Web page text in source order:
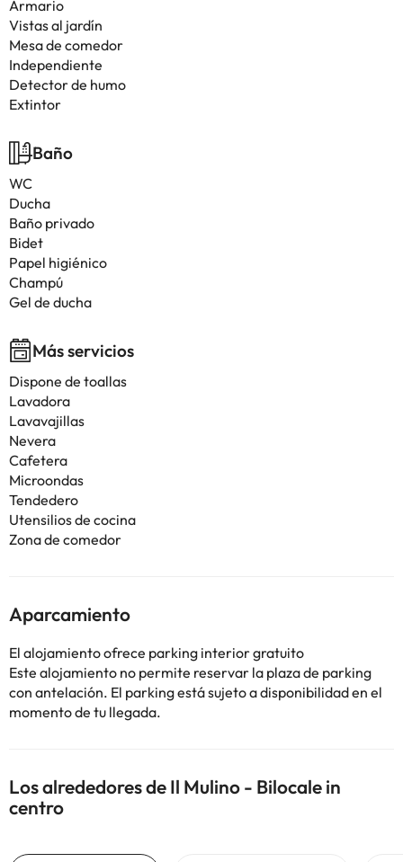
Armario
Vistas al jardín
Mesa de comedor
Independiente
Detector de humo
Extintor
Baño
WC
Ducha
Baño privado
Bidet
Papel higiénico
Champú
Gel de ducha
Más servicios
Dispone de toallas
Lavadora
Lavavajillas
Nevera
Cafetera
Microondas
Tendedero
Utensilios de cocina
Zona de comedor
Aparcamiento
El alojamiento ofrece parking interior gratuito
Este alojamiento no permite reservar la plaza de parking
con antelación. El parking está sujeto a disponibilidad en el
momento de tu llegada.
Los alrededores de Il Mulino - Bilocale in
centro